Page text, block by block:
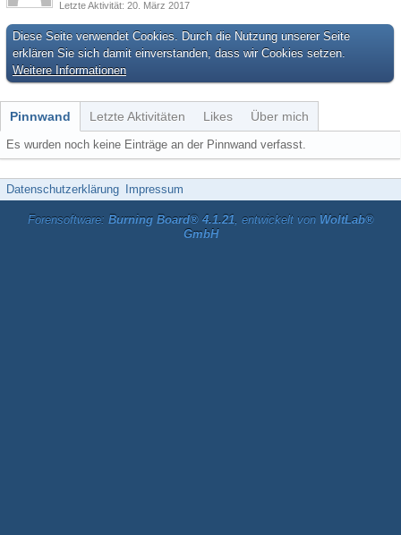
Letzte Aktivität 20. März 2017
Diese Seite verwendet Cookies. Durch die Nutzung unserer Seite
erklären Sie sich damit einverstanden, dass wir Cookies setzen.
Weitere Informationen
Pinnwand Letzte Aktivitäten Likes Über mich
Es wurden noch keine Einträge an der Pinnwand verfasst.
Datenschutzerklärung Impressum
Forensoftware: Burning Board® 4.1.21, entwickelt von WoltLab®
GmbH